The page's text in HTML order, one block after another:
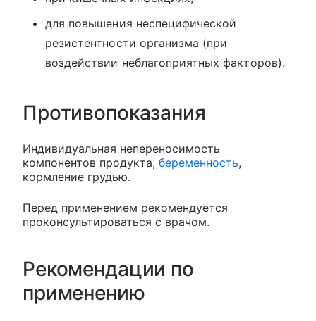
для повышения неспецифической
резистентности организма (при
воздействии неблагоприятных факторов).
Противопоказания
Индивидуальная непереносимость
компонентов продукта, беременность,
кормление грудью.
Перед применением рекомендуется
проконсультироваться с врачом.
Рекомендации по
применению